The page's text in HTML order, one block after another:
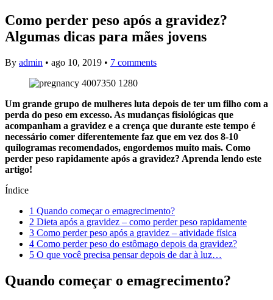
Como perder peso após a gravidez?
Algumas dicas para mães jovens
By admin • ago 10, 2019 • 7 comments
Um grande grupo de mulheres luta depois de ter um filho com a
perda do peso em excesso. As mudanças fisiológicas que
acompanham a gravidez e a crença que durante este tempo é
necessário comer diferentemente faz que em vez dos 8-10
quilogramas recomendados, engordemos muito mais. Como
perder peso rapidamente após a gravidez? Aprenda lendo este
artigo!
Índice
1 Quando começar o emagrecimento?
2 Dieta após a gravidez – como perder peso rapidamente
3 Como perder peso após a gravidez – atividade física
4 Como perder peso do estômago depois da gravidez?
5 O que você precisa pensar depois de dar à luz…
Quando começar o emagrecimento?